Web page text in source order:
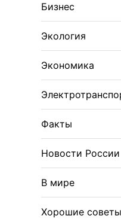
Бизнес
Экология
Экономика
Факты
Новости России
В мире
Хорошие советы